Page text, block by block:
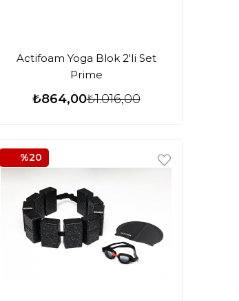
Actifoam Yoga Blok 2'li Set
Prime
₺864,00₺1.016,00
%20